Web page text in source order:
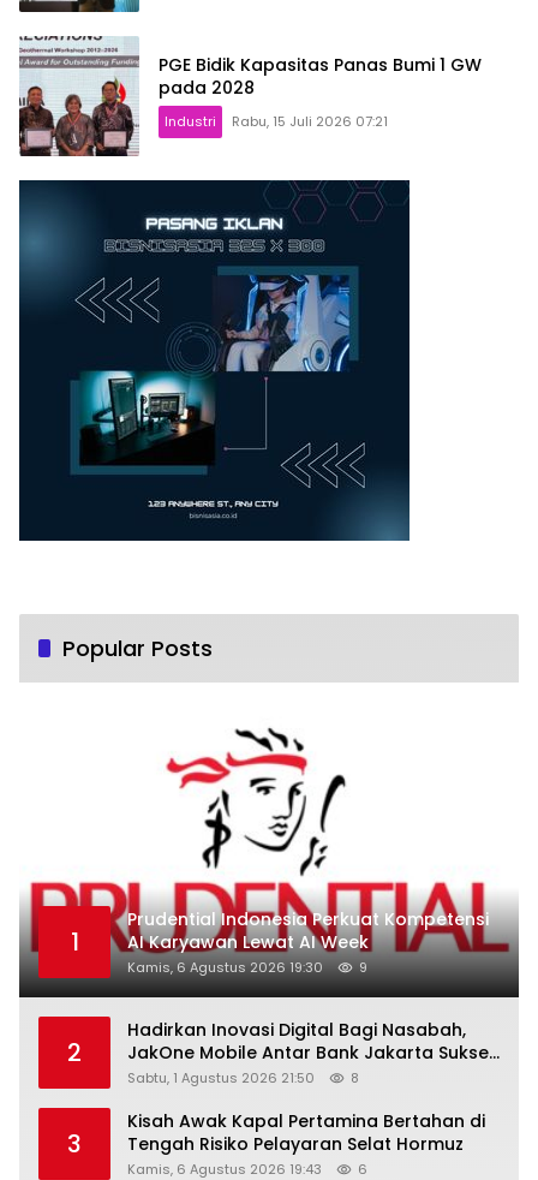
PGE Bidik Kapasitas Panas Bumi 1 GW
pada 2028
Industri Rabu, 15 Juli 2026 07:21
Popular Posts
1
Prudential Indonesia Perkuat Kompetensi
AI Karyawan Lewat AI Week
Kamis, 6 Agustus 2026 19:30 9
2
Hadirkan Inovasi Digital Bagi Nasabah,
JakOne Mobile Antar Bank Jakarta Sukses
Raih Digital Excellence Awards 2026
Sabtu, 1 Agustus 2026 21:50 8
3
Kisah Awak Kapal Pertamina Bertahan di
Tengah Risiko Pelayaran Selat Hormuz
Kamis, 6 Agustus 2026 19:43 6